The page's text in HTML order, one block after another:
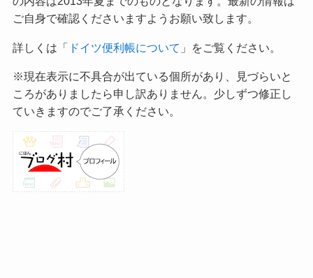
ご自身で確認くださいますようお願い致します。
詳しくは「 ドイツ便利帳について 」をご覧ください。
※現在表示に不具合が出ている個所があり、見づらいと
ころがありましたら申し訳ありません。少しずつ修正し
ていきますのでご了承ください。